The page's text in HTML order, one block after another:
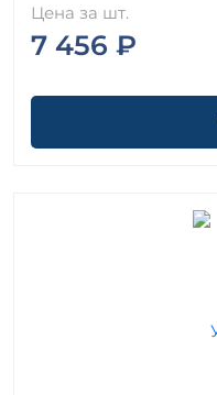
Цена за шт.
7 456 ₽